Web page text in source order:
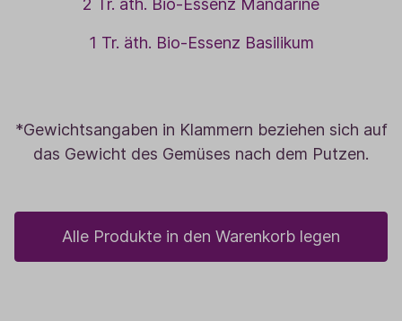
2 Tr. äth. Bio-Essenz Mandarine
1 Tr. äth. Bio-Essenz Basilikum
*Gewichtsangaben in Klammern beziehen sich auf
das Gewicht des Gemüses nach dem Putzen.
Alle Produkte in den Warenkorb legen